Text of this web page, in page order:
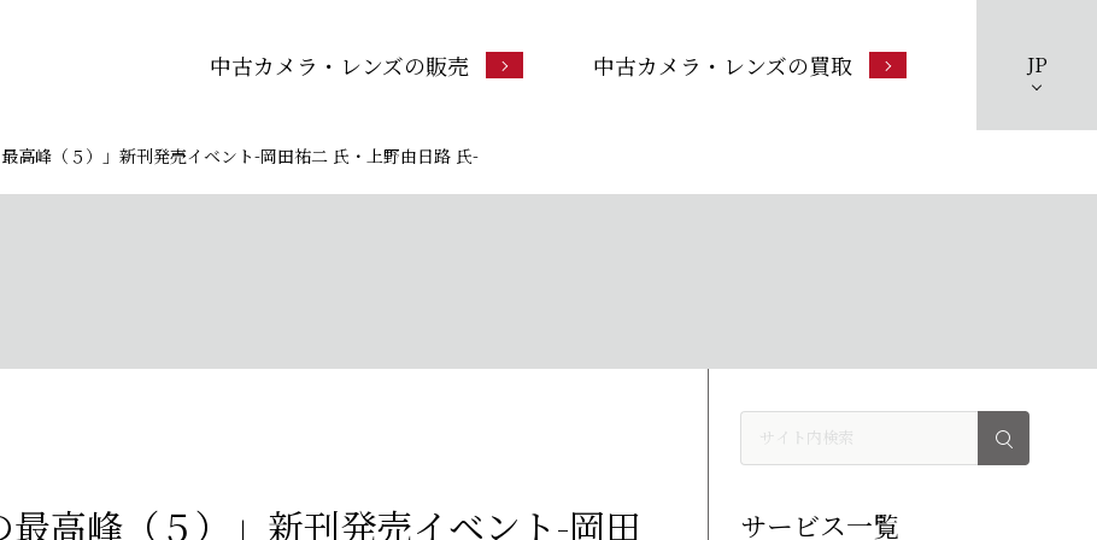
中古カメラ・レンズの販売 中古カメラ・レンズの買取 JP
高峰（５）」新刊発売イベント-岡田祐二 氏・上野由日路 氏-
最高峰（５）」新刊発売イベント-岡田 サービス一覧